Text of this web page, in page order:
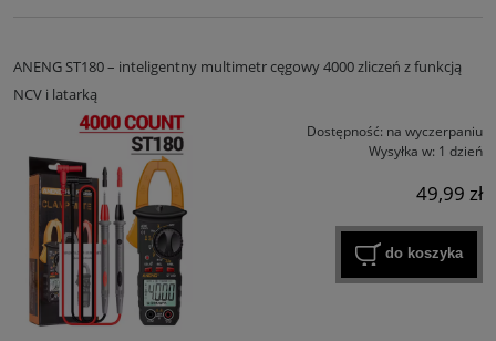
ANENG ST180 – inteligentny multimetr cęgowy 4000 zliczeń z funkcją
NCV i latarką
Dostępność: na wyczerpaniu
Wysyłka w: 1 dzień
49,99 zł
do koszyka